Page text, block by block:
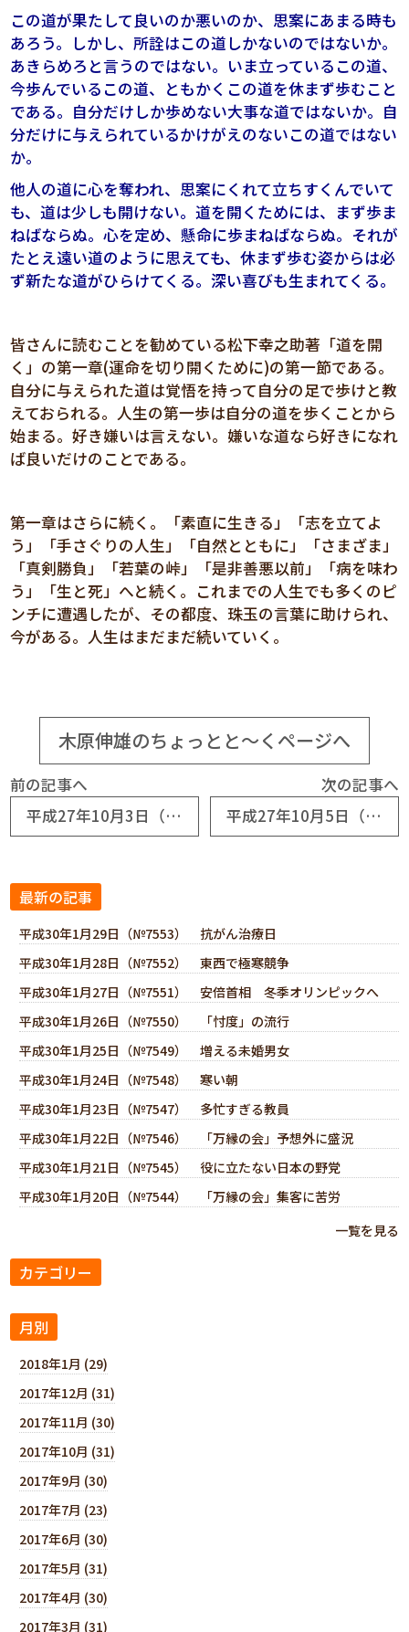
この道が果たして良いのか悪いのか、思案にあまる時も
あろう。しかし、所詮はこの道しかないのではないか。
あきらめろと言うのではない。いま立っているこの道、
今歩んでいるこの道、ともかくこの道を休まず歩むこと
である。自分だけしか歩めない大事な道ではないか。自
分だけに与えられているかけがえのないこの道ではない
か。
他人の道に心を奪われ、思案にくれて立ちすくんでいて
も、道は少しも開けない。道を開くためには、まず歩ま
ねばならぬ。心を定め、懸命に歩まねばならぬ。それが
たとえ遠い道のように思えても、休まず歩む姿からは必
ず新たな道がひらけてくる。深い喜びも生まれてくる。
皆さんに読むことを勧めている松下幸之助著「道を開
く」の第一章(運命を切り開くために)の第一節である。
自分に与えられた道は覚悟を持って自分の足で歩けと教
えておられる。人生の第一歩は自分の道を歩くことから
始まる。好き嫌いは言えない。嫌いな道なら好きになれ
ば良いだけのことである。
第一章はさらに続く。「素直に生きる」「志を立てよ
う」「手さぐりの人生」「自然とともに」「さまざま」
「真剣勝負」「若葉の峠」「是非善悪以前」「病を味わ
う」「生と死」へと続く。これまでの人生でも多くのピ
ンチに遭遇したが、その都度、珠玉の言葉に助けられ、
今がある。人生はまだまだ続いていく。
木原伸雄のちょっとと～くページへ
前の記事へ
平成27年10月3日（№6862） 無関心の人々
次の記事へ
平成27年10月5日（№6864） 遠きを慮る
最新の記事
平成30年1月29日（№7553） 抗がん治療日
平成30年1月28日（№7552） 東西で極寒競争
平成30年1月27日（№7551） 安倍首相 冬季オリンピックへ
平成30年1月26日（№7550） 「忖度」の流行
平成30年1月25日（№7549） 増える未婚男女
平成30年1月24日（№7548） 寒い朝
平成30年1月23日（№7547） 多忙すぎる教員
平成30年1月22日（№7546） 「万縁の会」予想外に盛況
平成30年1月21日（№7545） 役に立たない日本の野党
平成30年1月20日（№7544） 「万縁の会」集客に苦労
一覧を見る
カテゴリー
月別
2018年1月 (29)
2017年12月 (31)
2017年11月 (30)
2017年10月 (31)
2017年9月 (30)
2017年7月 (23)
2017年6月 (30)
2017年5月 (31)
2017年4月 (30)
2017年3月 (31)